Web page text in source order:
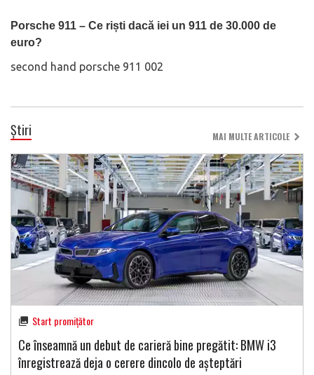
Porsche 911 – Ce riști dacă iei un 911 de 30.000 de
euro?
second hand porsche 911 002
Știri MAI MULTE ARTICOLE
Start promițător
Ce înseamnă un debut de carieră bine pregătit: BMW i3
înregistrează deja o cerere dincolo de așteptări